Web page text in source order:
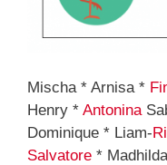
Mischa * Arnisa *
Henry * Antonina
Dominique * Liam-
Salvatore *